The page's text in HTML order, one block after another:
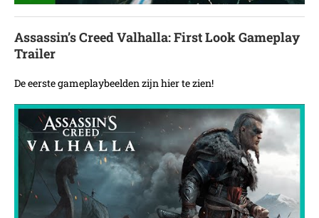
Assassin’s Creed Valhalla: First Look Gameplay
Trailer
De eerste gameplaybeelden zijn hier te zien!